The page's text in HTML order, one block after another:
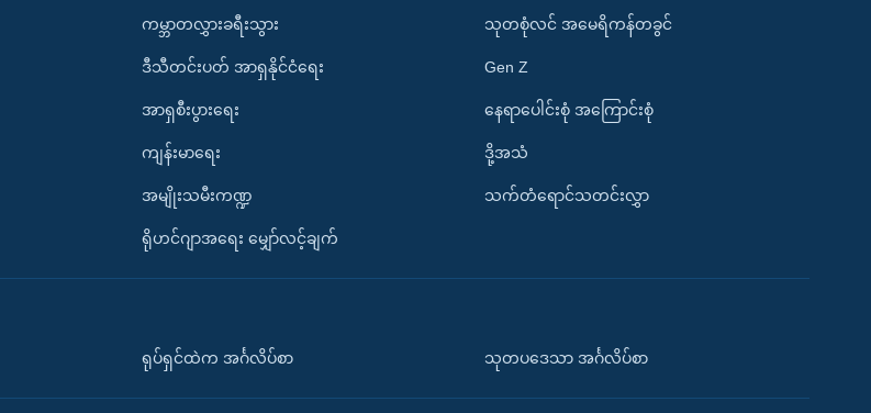
ကမ္ဘာတလွှားခရီးသွား
ဒီသီတင်းပတ် အာရှနိုင်ငံရေး
အာရှစီးပွားရေး
ကျန်းမာရေး
အမျိုးသမီးကဏ္ဍ
ရိုဟင်ဂျာအရေး မျှော်လင့်ချက်
သုတစုံလင် အမေရိကန်တခွင်
Gen Z
နေရာပေါင်းစုံ အကြောင်းစုံ
ဒို့အသံ
သက်တံရောင်သတင်းလွှာ
ရုပ်ရှင်ထဲက အင်္ဂလိပ်စာ သုတပဒေသာ အင်္ဂလိပ်စာ